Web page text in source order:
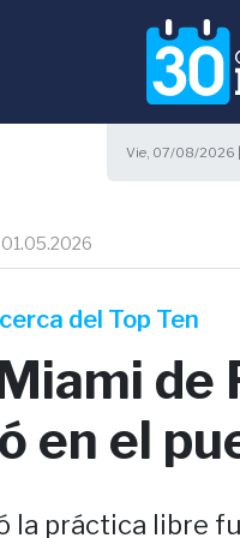
Vie, 07/08/2026
01.05.2026
del Top Ten
de
en el
la práctica libre